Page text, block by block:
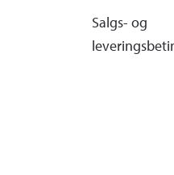
Salgs- og